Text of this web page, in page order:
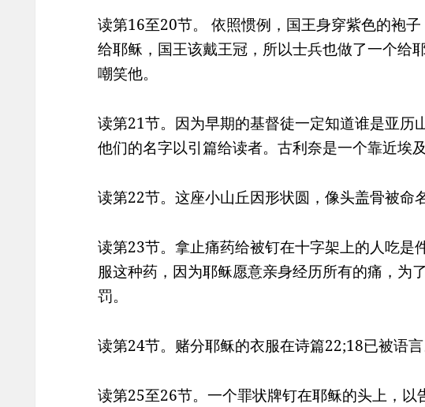
读第16至20节。 依照惯例，国王身穿紫色的袍
给耶稣，国王该戴王冠，所以士兵也做了一个给
嘲笑他。
读第21节。因为早期的基督徒一定知道谁是亚历
他们的名字以引篇给读者。古利奈是一个靠近埃
读第22节。这座小山丘因形状圆，像头盖骨被命名
读第23节。拿止痛药给被钉在十字架上的人吃是
服这种药，因为耶稣愿意亲身经历所有的痛，为
罚。
读第24节。赌分耶稣的衣服在诗篇22;18已被语言
读第25至26节。一个罪状牌钉在耶稣的头上，以